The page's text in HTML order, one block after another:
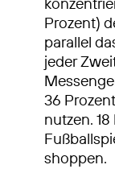
Prozent)
parallel
jeder
36
nutzen.
shoppen.